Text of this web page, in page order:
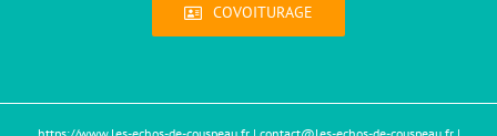
COVOITURAGE